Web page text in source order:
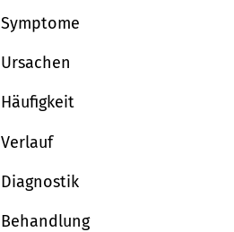
Symptome
Ursachen
Häufigkeit
Verlauf
Diagnostik
Behandlung